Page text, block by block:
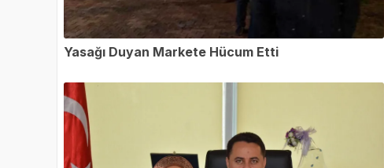
Yasağı Duyan Markete Hücum Etti